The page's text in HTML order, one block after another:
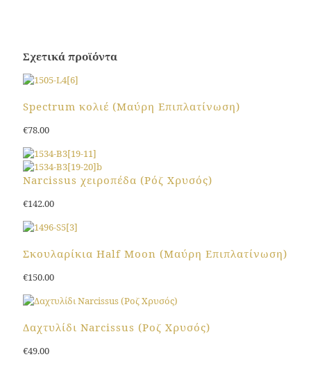
Σχετικά προϊόντα
Spectrum κολιέ (Μαύρη Επιπλατίνωση)
€78.00
Αυτό
το
προϊόν
πολλαπλές
παραλλαγές.
Οι
μπορούν
να
επιλεγούν
στη
του
προϊόντος
Narcissus χειροπέδα (Ρόζ Χρυσός)
€142.00
Αυτό
προϊόν
πολλαπλές
παραλλαγές.
Οι
μπορούν
να
επιλεγούν
Σκουλαρίκια Half Moon (Μαύρη Επιπλατίνωση)
€150.00
Αυτό
προϊόν
πολλαπλές
Δαχτυλίδι Narcissus (Ροζ Χρυσός)
€49.00